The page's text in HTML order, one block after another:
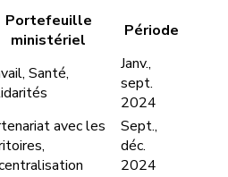
Portefeuille
ministériel
Période
Santé,
Janv.,
sept.
2024
avec les
Sept.,
déc.
2024